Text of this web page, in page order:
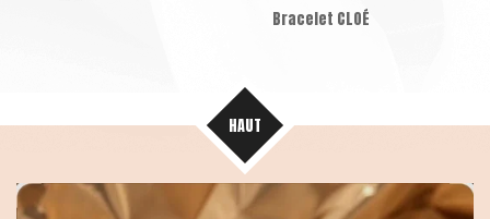
Bracelet CLOÉ
HAUT